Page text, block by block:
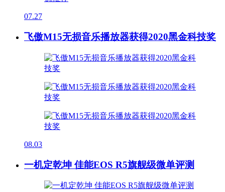
07.27
飞傲M15无损音乐播放器获得2020黑金科技奖
08.03
一机定乾坤 佳能EOS R5旗舰级微单评测